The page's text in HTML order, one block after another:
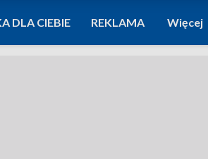
DLA CIEBIE REKLAMA Więcej